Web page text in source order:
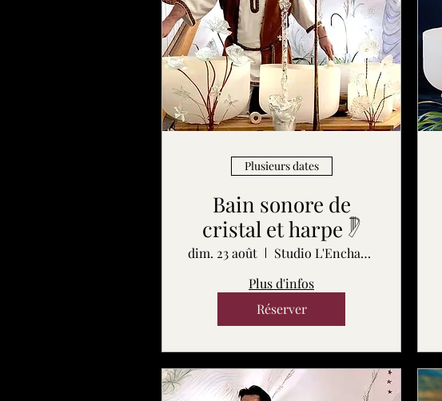
Plusieurs dates
Bain sonore de
cristal et harpe 𓏢
dim. 23 août
Studio L'Enchanteur
Plus d'infos
Réserver